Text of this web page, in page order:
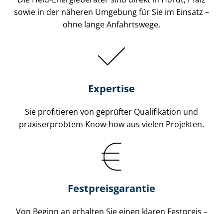
sowie in der näheren Umgebung für Sie im Einsatz –
ohne lange Anfahrtswege.
Expertise
Sie profitieren von geprüfter Qualifikation und
praxiserprobtem Know-how aus vielen Projekten.
Fest­preis­ga­ran­tie
Von Beginn an erhalten Sie einen klaren Festpreis –